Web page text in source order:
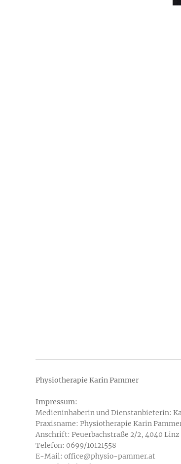
Physiotherapie Karin Pammer
Impressum:
Medieninhaberin und Dienstanbieterin:
Praxisname: Physiotherapie Karin
Anschrift: Peuerbachstraße 2/2, 4040 Linz
Telefon: 0699/10121558
E-Mail: office@physio-pammer.at